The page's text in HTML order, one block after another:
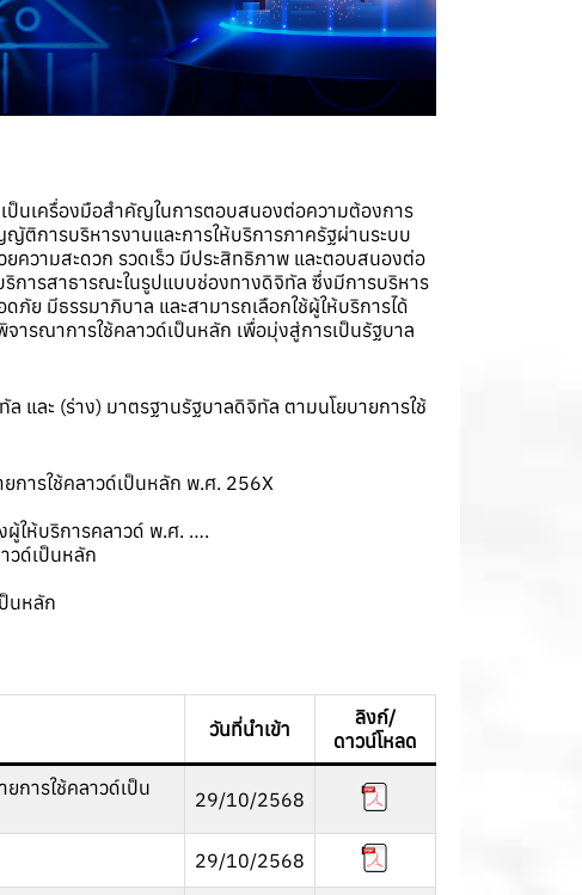
ป็นเครื่องมือสำคัญในการตอบสนองต่อความต้องการ
ญัติการบริหารงานและการให้บริการภาครัฐผ่านระบบ
วามสะดวก รวดเร็ว มีประสิทธิภาพ และตอบสนองต่อ
การสาธารณะในรูปแบบช่องทางดิจิทัล ซึ่งมีการบริหาร
ย มีธรรมาภิบาล และสามารถเลือกใช้ผู้ให้บริการได้
รณาการใช้คลาวด์เป็นหลัก เพื่อมุ่งสู่การเป็นรัฐบาล
ละ (ร่าง) มาตรฐานรัฐบาลดิจิทัล ตามนโยบายการใช้
การใช้คลาวด์เป็นหลัก พ.ศ. 256X
ผู้ให้บริการคลาวด์ พ.ศ. ….
วด์เป็นหลัก
นหลัก
วันที่นำเข้า
ลิงก์/
ดาวน์โหลด
การใช้คลาวด์เป็น
29/10/2568
29/10/2568